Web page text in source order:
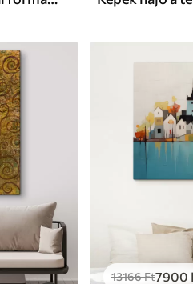
13166Ft7900